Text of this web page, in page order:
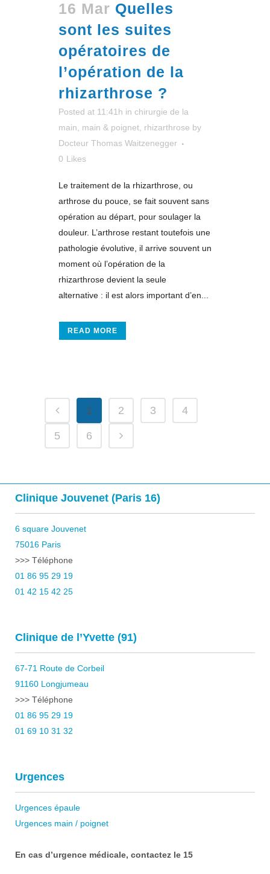
16 Mar Quelles
sont les suites
opératoires de
l’opération de la
rhizarthrose ?
Posted at 11:41h in chirurgie de la
main
main & poignet rhizarthrose by
Docteur Thomas Waitzenegger
0 Likes
Le traitement de la rhizarthrose, ou
arthrose du pouce, se fait souvent sans
opération au départ, pour soulager la
douleur. L’arthrose restant toutefois une
pathologie évolutive, il arrive souvent un
moment où l’opération de la
rhizarthrose devient la seule
alternative : il est alors important d’en...
READ MORE
1 2 3 4
5 6
Clinique Jouvenet (Paris 16)
6 square Jouvenet
75016 Paris
>>> Téléphone
01 86 95 29 19
01 42 15 42 25
Clinique de l’Yvette (91)
67-71 Route de Corbeil
91160 Longjumeau
>>> Téléphone
01 86 95 29 19
01 69 10 31 32
Urgences
Urgences épaule
Urgences main / poignet
En cas d’urgence médicale, contactez le 15